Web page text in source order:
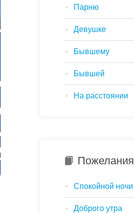
Парню
Девушке
Бывшему
Бывшей
На расстоянии
📙 Пожелания
Спокойной ночи
Доброго утра